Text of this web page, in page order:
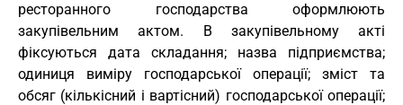
ресторанного господарства оформлюють
закупівельним актом. В закупівельному акті
фіксуються дата складання; назва підприємства;
одиниця виміру господарської операції; зміст та
обсяг (кількісний і вартісний) господарської операції;